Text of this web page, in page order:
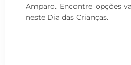
Amparo. Encontre opções
neste Dia das Crianças.